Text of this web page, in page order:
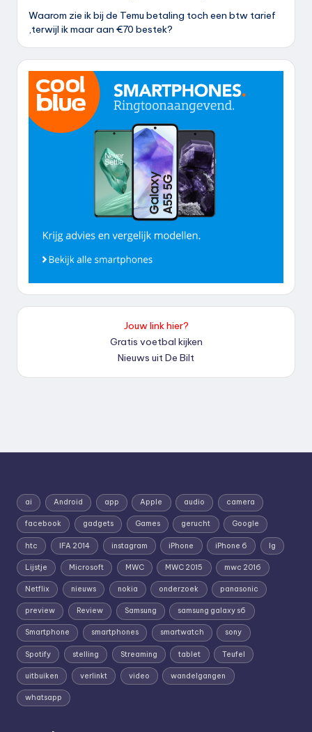
Waarom zie ik bij de Temu betaling toch een btw tarief
,terwijl ik maar aan €70 bestek?
Jouw link hier?
Gratis voetbal kijken
Nieuws uit De Bilt
ai Android app Apple audio camera
facebook gadgets Games gerucht Google
htc IFA 2014 instagram iPhone iPhone 6 lg
Lijstje Microsoft MWC MWC 2015 mwc 2016
Netflix nieuws nokia onderzoek panasonic
preview Review Samsung samsung galaxy s6
Smartphone smartphones smartwatch sony
Spotify stelling Streaming tablet Teufel
uitbuiken verlinkt video wandelgangen
whatsapp